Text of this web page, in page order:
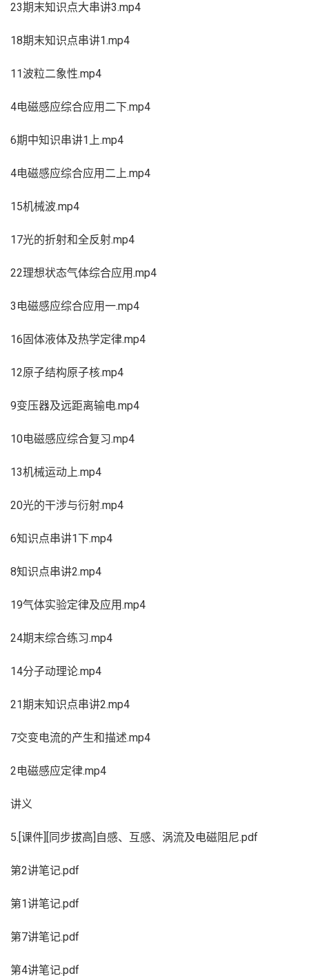
23期末知识点大串讲3.mp4
18期末知识点串讲1.mp4
11波粒二象性.mp4
4电磁感应综合应用二下.mp4
6期中知识串讲1上.mp4
4电磁感应综合应用二上.mp4
15机械波.mp4
17光的折射和全反射.mp4
22理想状态气体综合应用.mp4
3电磁感应综合应用一.mp4
16固体液体及热学定律.mp4
12原子结构原子核.mp4
9变压器及远距离输电.mp4
10电磁感应综合复习.mp4
13机械运动上.mp4
20光的干涉与衍射.mp4
6知识点串讲1下.mp4
8知识点串讲2.mp4
19气体实验定律及应用.mp4
24期末综合练习.mp4
14分子动理论.mp4
21期末知识点串讲2.mp4
7交变电流的产生和描述.mp4
2电磁感应定律.mp4
讲义
5.[课件][同步拔高]自感、互感、涡流及电磁阻尼.pdf
第2讲笔记.pdf
第1讲笔记.pdf
第7讲笔记.pdf
第4讲笔记.pdf